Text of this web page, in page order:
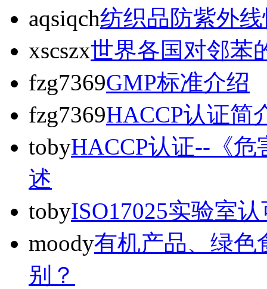
aqsiqch纺织品防紫外
xscszx世界各国对邻苯
fzg7369GMP标准介绍
fzg7369HACCP认证简
tobyHACCP认证--《
述
tobyISO17025实验室
moody有机产品、绿色
别？